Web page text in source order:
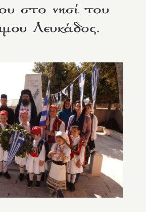
στο νησί του
Λευκάδος.